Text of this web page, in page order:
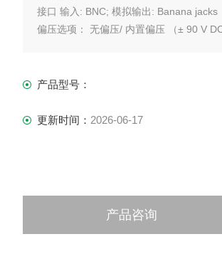
接口 输入: BNC; 模拟输出: Banana jacks
偏压选项： 无偏压/ 内置偏压 （± 90 V
产品型号：
更新时间： 2026-06-17
产品咨询